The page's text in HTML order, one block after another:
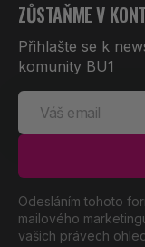
ZŮSTAŇME V
Přihlašte se k
komunity BU1
Váš
email
Odesláním tohoto
mailového
vašich právech